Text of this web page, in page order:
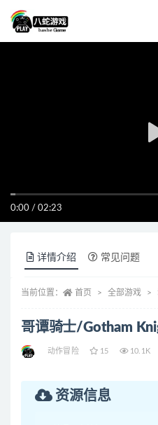
0:00 / 02:23
详情介绍 常见问题
当前位置： 首页 全部游戏
哥谭骑士/Gotham
动作冒险 15 10.1K
资源信息